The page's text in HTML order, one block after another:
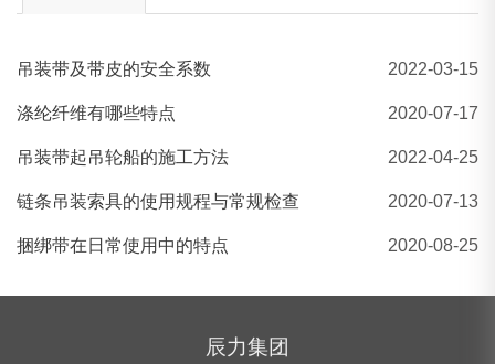
吊装带及带皮的安全系数 2022-03-15
涤纶纤维有哪些特点 2020-07-17
吊装带起吊轮船的施工方法 2022-04-25
链条吊装索具的使用规程与常规检查 2020-07-13
捆绑带在日常使用中的特点 2020-08-25
辰力集团